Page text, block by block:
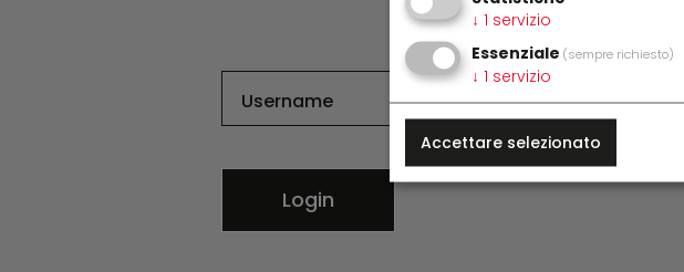
Username Password
Login
↓ 1 servizio
Essenziale (sempre richiesto)
↓ 1 servizio
Accettare selezionato